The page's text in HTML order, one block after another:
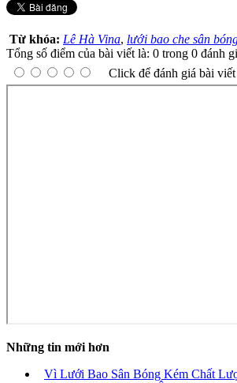
Từ khóa: Lê Hà Vina, lưới bao che sân
Tổng số điểm của bài viết là: 0 trong 0 đánh
Click để đánh giá bài viết
Những tin mới hơn
Vì Lưới Bao Sân Bóng Kém Chất